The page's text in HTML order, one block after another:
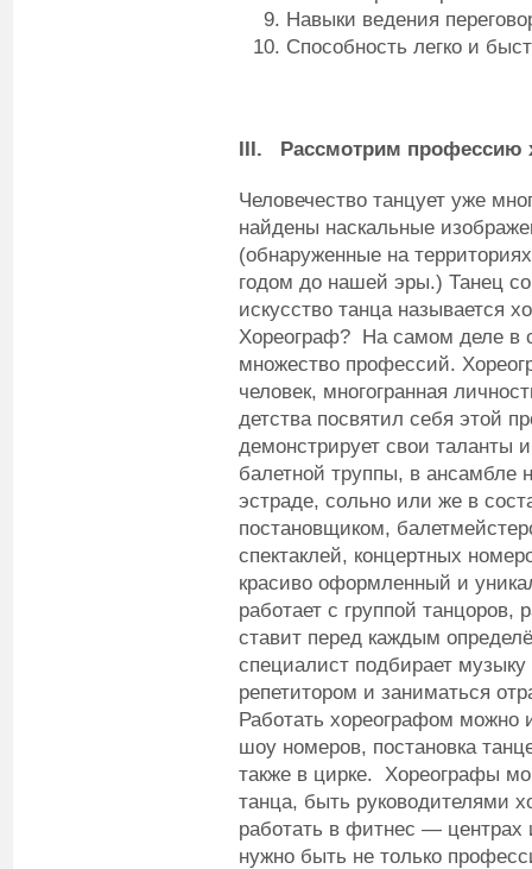
Навыки ведения
Способность легко и
III. Рассмотрим профессию
Человечество танцует уже
найдены наскальные
(обнаруженные на
годом до нашей эры.) Танец
искусство танца называется
Хореограф? На самом деле в
множество профессий.
человек, многогранная
детства посвятил себя этой
демонстрирует свои таланты
балетной труппы, в ансамбле
эстраде, сольно или же в
постановщиком,
спектаклей, концертных
красиво оформленный и
работает с группой
ставит перед каждым
специалист подбирает
репетитором и заниматься
Работать хореографом можно
шоу номеров, постановка
также в цирке. Хореографы
танца, быть руководителями
работать в фитнес — центрах
нужно быть не только